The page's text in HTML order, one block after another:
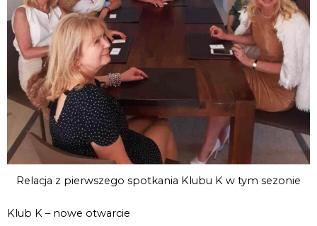
Relacja z pierwszego spotkania Klubu K w tym sezonie
Klub K – nowe otwarcie